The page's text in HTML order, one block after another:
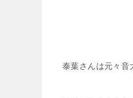
泰葉さんは元々音